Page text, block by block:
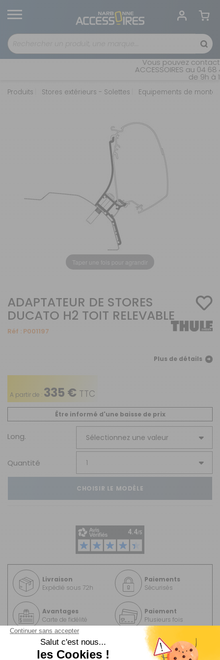
Vous pouvez
ACCESSOIRES au 04
de 9h à
Produits Stores extérieurs - Solettes Equipements de
Taper une fois pour agrandir
ADAPTATEUR DE STORES
DUCATO H2 TOIT RELEVABLE
Réf : P001197
Plus de détails
A partir de : 335 € TTC
Être informé d'une baisse de prix
Long.
Quantité
CHOISIR LE MODÈLE
Livraison
Expédié sous 72h
Paiements
Sécurisés
Avantages
Carte de fidélité
Paiement
Plusieurs fois